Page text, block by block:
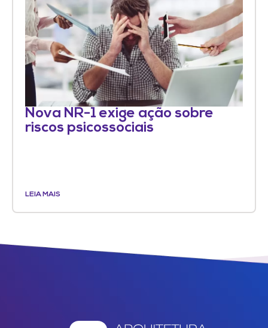
Nova NR-1 exige ação sobre
riscos psicossociais
LEIA MAIS